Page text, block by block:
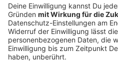
Autos kollidieren auf
Frauen tot